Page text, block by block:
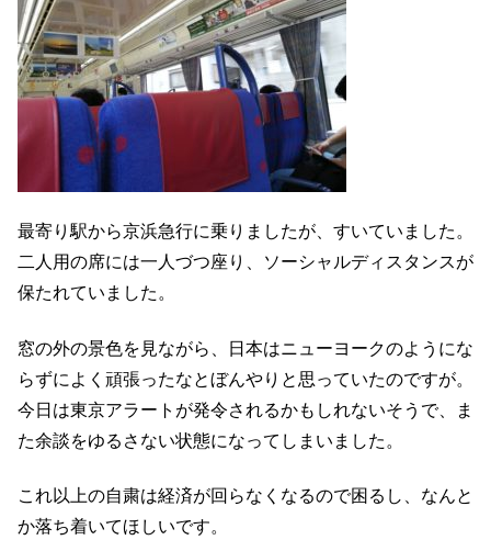
最寄り駅から京浜急行に乗りましたが、すいていました。
二人用の席には一人づつ座り、ソーシャルディスタンスが
保たれていました。
窓の外の景色を見ながら、日本はニューヨークのようにな
らずによく頑張ったなとぼんやりと思っていたのですが。
今日は東京アラートが発令されるかもしれないそうで、ま
た余談をゆるさない状態になってしまいました。
これ以上の自粛は経済が回らなくなるので困るし、なんと
か落ち着いてほしいです。